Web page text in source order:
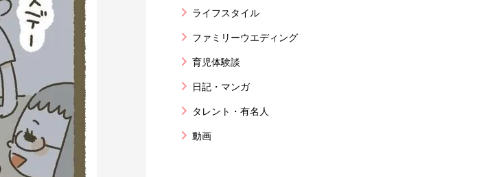
ライフスタイル
ファミリーウエディング
育児体験談
日記・マンガ
タレント・有名人
動画